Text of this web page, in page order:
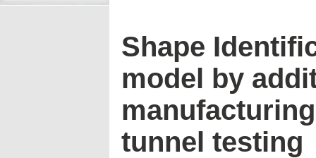
Shape
model by
tunnel testing